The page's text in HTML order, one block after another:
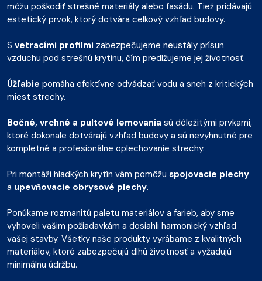
môžu poškodiť strešné materiály alebo fasádu. Tiež pridávajú
estetický prvok, ktorý dotvára celkový vzhľad budovy.
S vetracími profilmi zabezpečujeme neustály prísun
vzduchu pod strešnú krytinu, čím predlžujeme jej životnosť.
Úžľabie pomáha efektívne odvádzať vodu a sneh z kritických
miest strechy.
Bočné, vrchné a pultové lemovania sú dôležitými prvkami,
ktoré dokonale dotvárajú vzhľad budovy a sú nevyhnutné pre
kompletné a profesionálne oplechovanie strechy.
Pri montáži hladkých krytín vám pomôžu spojovacie plechy
a upevňovacie obrysové plechy.
Ponúkame rozmanitú paletu materiálov a farieb, aby sme
vyhoveli vašim požiadavkám a dosiahli harmonický vzhľad
vašej stavby. Všetky naše produkty vyrábame z kvalitných
materiálov, ktoré zabezpečujú dlhú životnosť a vyžadujú
minimálnu údržbu.